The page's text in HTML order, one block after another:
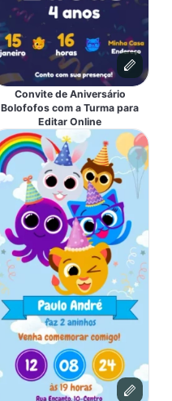
Convite de Aniversário
Bolofofos com a Turma para
Editar Online